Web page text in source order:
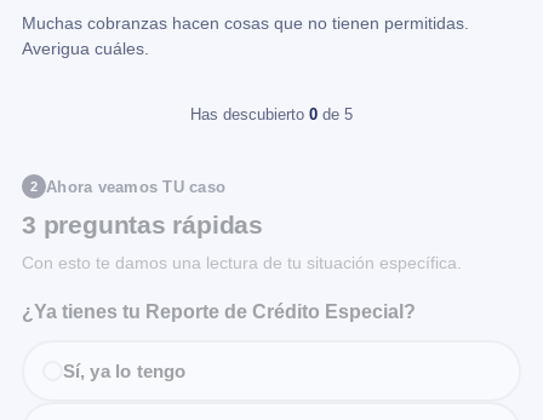
Muchas cobranzas hacen cosas que no tienen permitidas.
Averigua cuáles.
Has descubierto 0 de 5
2 Ahora veamos TU caso
3 preguntas rápidas
Con esto te damos una lectura de tu situación específica.
¿Ya tienes tu Reporte de Crédito Especial?
Sí, ya lo tengo